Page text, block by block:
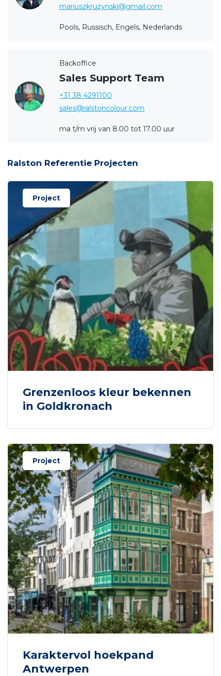
mariuszkruzynski@gmail.com
Pools, Russisch, Engels, Nederlands
Backoffice
Sales Support Team
+31 38 4291100
sales@ralstoncolour.com
ma t/m vrij van 8.00 tot 17.00 uur
Ralston Referentie Projecten
Project
Grenzenloos kleur bekennen
in Goldkronach
Project
Karaktervol hoekpand
Antwerpen